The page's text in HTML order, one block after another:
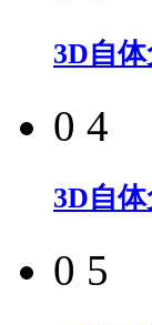
3D自
0 4
3D自
0 5